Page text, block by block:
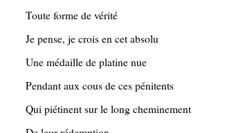
Toute forme de vérité
Je pense, je crois en cet absolu
Une médaille de platine nue
Pendant aux cous de ces pénitents
Qui piétinent sur le long cheminement